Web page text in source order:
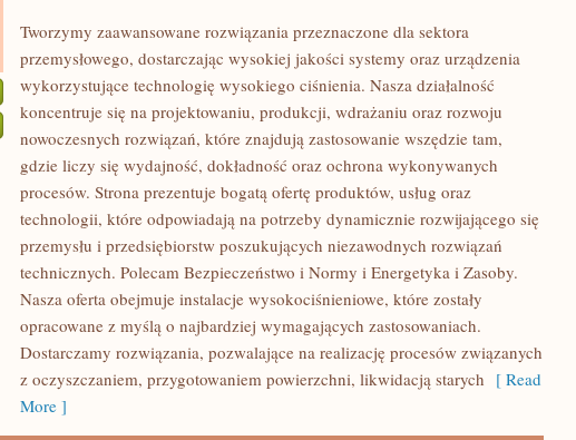
ZRÓWNOWAŻONY
Tworzymy zaawansowane rozwiązania przeznaczone dla sektora
przemysłowego, dostarczając wysokiej jakości systemy oraz urządzenia
wykorzystujące technologię wysokiego ciśnienia. Nasza działalność
koncentruje się na projektowaniu, produkcji, wdrażaniu oraz rozwoju
nowoczesnych rozwiązań, które znajdują zastosowanie wszędzie tam,
gdzie liczy się wydajność, dokładność oraz ochrona wykonywanych
procesów. Strona prezentuje bogatą ofertę produktów, usług oraz
technologii, które odpowiadają na potrzeby dynamicznie rozwijającego się
przemysłu i przedsiębiorstw poszukujących niezawodnych rozwiązań
technicznych. Polecam Bezpieczeństwo i Normy i Energetyka i Zasoby.
Nasza oferta obejmuje instalacje wysokociśnieniowe, które zostały
opracowane z myślą o najbardziej wymagających zastosowaniach.
Dostarczamy rozwiązania, pozwalające na realizację procesów związanych
z oczyszczaniem, przygotowaniem powierzchni, likwidacją starych [ Read
More ]